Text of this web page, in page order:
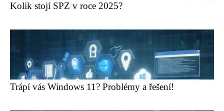
Kolik stojí SPZ v roce 2025?
Trápí vás Windows 11? Problémy a řešení!